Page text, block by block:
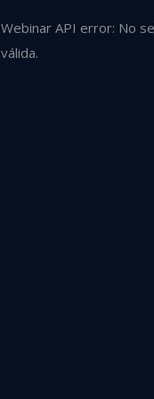
Webinar API error: No
válida.